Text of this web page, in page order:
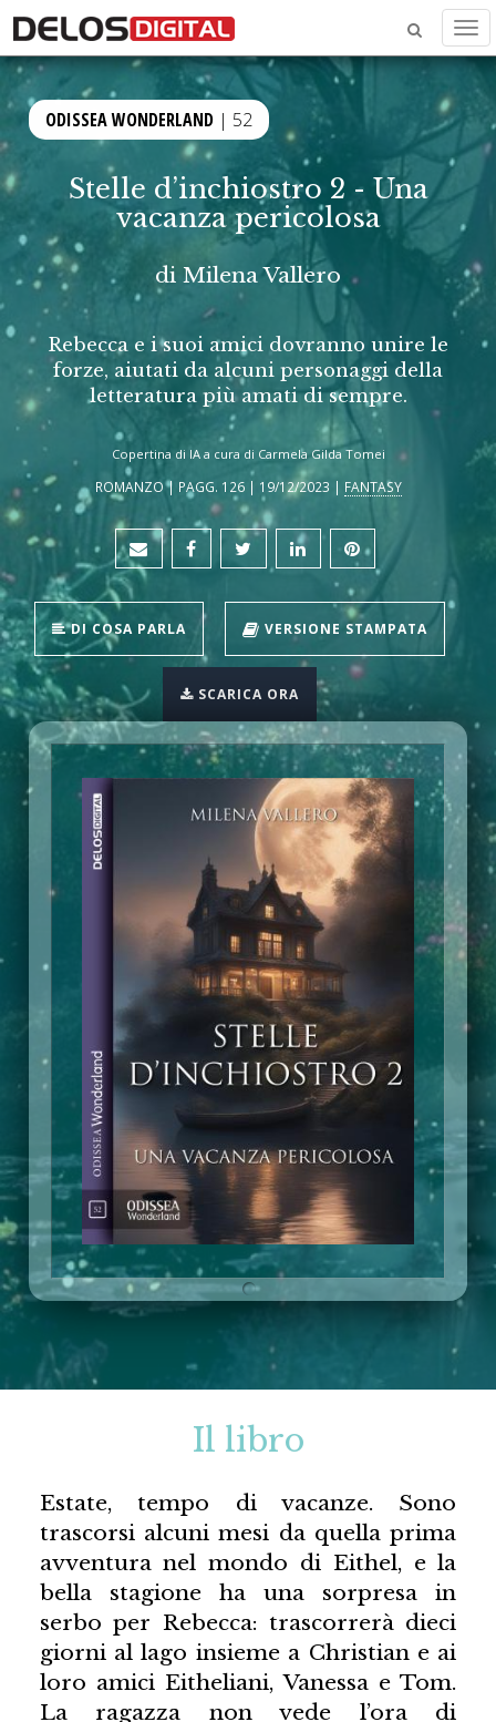
ODISSEA WONDERLAND | 52
Stelle d’inchiostro 2 - Una
vacanza pericolosa
di Milena Vallero
Rebecca e i suoi amici dovranno unire le
forze, aiutati da alcuni personaggi della
letteratura più amati di sempre.
Copertina di IA a cura di Carmela Gilda Tomei
ROMANZO | PAGG. 126 | 19/12/2023 | FANTASY
DI COSA PARLA VERSIONE STAMPATA
SCARICA ORA
Il libro
Estate, tempo di vacanze. Sono
trascorsi alcuni mesi da quella prima
avventura nel mondo di Eithel, e la
bella stagione ha una sorpresa in
serbo per Rebecca: trascorrerà dieci
giorni al lago insieme a Christian e ai
loro amici Eitheliani, Vanessa e Tom.
La ragazza non vede l’ora di